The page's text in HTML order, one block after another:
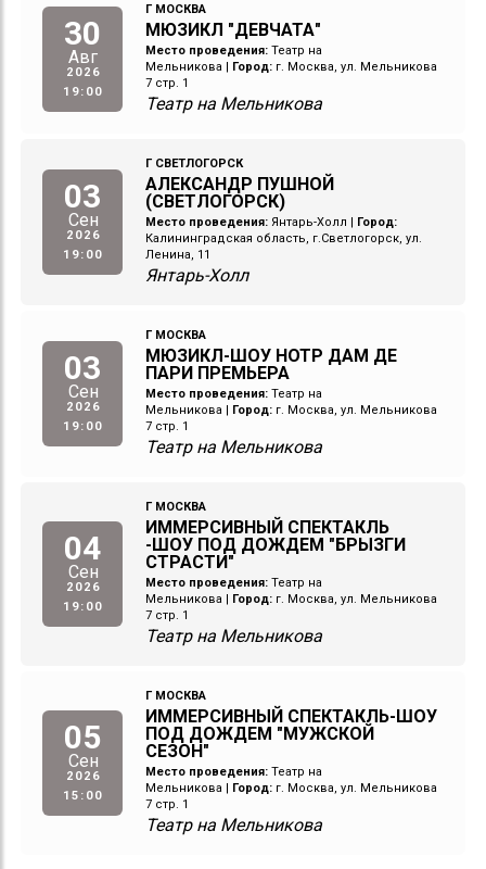
30
Авг
2026
19:00
Г МОСКВА
МЮЗИКЛ "ДЕВЧАТА"
Место проведения: Театр на
Мельникова | Город: г. Москва, ул. Мельникова
7 стр. 1
Театр на Мельникова
03
Сен
2026
19:00
Г СВЕТЛОГОРСК
АЛЕКСАНДР ПУШНОЙ
(СВЕТЛОГОРСК)
Место проведения: Янтарь-Холл | Город:
Калининградская область, г.Светлогорск, ул.
Ленина, 11
Янтарь-Холл
03
Сен
2026
19:00
Г МОСКВА
МЮЗИКЛ-ШОУ НОТР ДАМ ДЕ
ПАРИ ПРЕМЬЕРА
Место проведения: Театр на
Мельникова | Город: г. Москва, ул. Мельникова
7 стр. 1
Театр на Мельникова
04
Сен
2026
19:00
Г МОСКВА
ИММЕРСИВНЫЙ СПЕКТАКЛЬ
-ШОУ ПОД ДОЖДЕМ "БРЫЗГИ
СТРАСТИ"
Место проведения: Театр на
Мельникова | Город: г. Москва, ул. Мельникова
7 стр. 1
Театр на Мельникова
05
Сен
2026
15:00
Г МОСКВА
ИММЕРСИВНЫЙ СПЕКТАКЛЬ-ШОУ
ПОД ДОЖДЕМ "МУЖСКОЙ
СЕЗОН"
Место проведения: Театр на
Мельникова | Город: г. Москва, ул. Мельникова
7 стр. 1
Театр на Мельникова